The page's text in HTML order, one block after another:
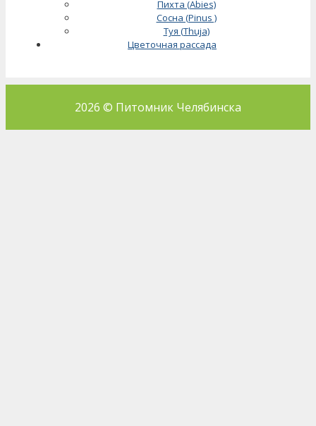
Пихта (Abies)
Сосна (Pinus )
Туя (Thuja)
Цветочная рассада
2026 © Питомник Челябинска